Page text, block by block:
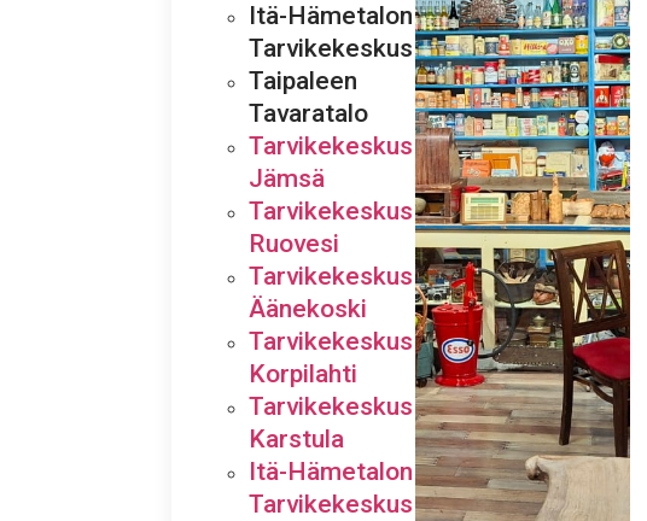
Itä-Hämetalon
Tarvikekeskus
Taipaleen
Tavaratalo
Tarvikekeskus
Jämsä
Tarvikekeskus
Ruovesi
Tarvikekeskus
Äänekoski
Tarvikekeskus
Korpilahti
Tarvikekeskus
Karstula
Itä-Hämetalon
Tarvikekeskus